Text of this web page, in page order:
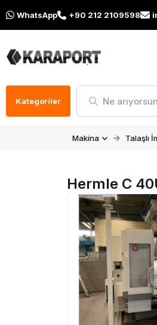
WhatsApp +90 212 2109598
Kategoriler Ne
Makina Talaşlı
Hermle C